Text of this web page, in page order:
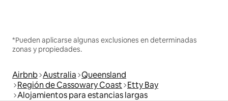
*Pueden aplicarse algunas exclusiones en determinadas
zonas y propiedades.
Airbnb Australia Queensland
Región de Cassowary Coast Etty Bay
Alojamientos para estancias largas